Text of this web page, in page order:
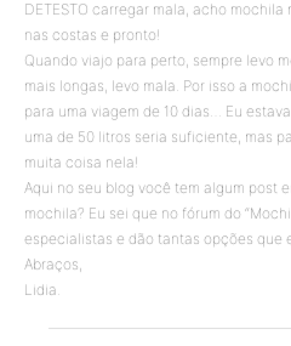
DETESTO carregar mala, acho
nas costas e pronto!
Quando viajo para perto, sempre levo
mais longas, levo mala. Por isso a
para uma viagem de 10 dias… Eu
uma de 50 litros seria suficiente, mas
muita coisa nela!
Aqui no seu blog você tem algum post
mochila? Eu sei que no fórum do
especialistas e dão tantas opções que
Abraços,
Lidia.